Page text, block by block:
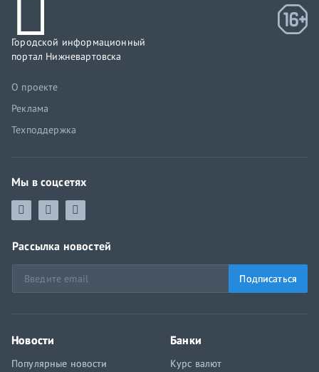
Городской информационный
портал Нижневартовска
О проекте
Реклама
Техподдержка
Мы в соцсетях
Рассылка новостей
Подписаться
Новости
Популярные новости
Банки
Курс валют